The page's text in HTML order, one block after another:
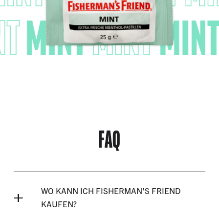
MINTMINT
FAQ
WO KANN ICH FISHERMAN’S FRIEND
KAUFEN?